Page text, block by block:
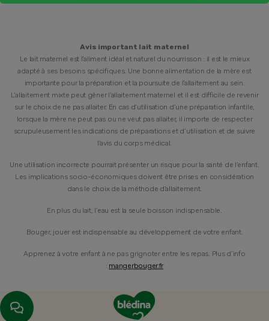
Avis important lait maternel
Le lait maternel est l’aliment idéal et naturel du nourrisson : il est le mieux
adapté à ses besoins spécifiques. Une bonne alimentation de la mère est
importante pour la préparation et la poursuite de l’allaitement au sein.
L’allaitement mixte peut gêner l’allaitement maternel et il est difficile de revenir
sur le choix de ne pas allaiter. En cas d’utilisation d’une préparation infantile,
lorsque la mère ne peut pas ou ne veut pas allaiter, il importe de respecter
scrupuleusement les indications de préparations et d’utilisation et de suivre
l’avis du corps médical.
Une utilisation incorrecte pourrait présenter un risque pour la santé de l’enfant.
Les implications socio-économiques doivent être prises en considération
dans le choix de la méthode d’allaitement.
En plus du lait, l’eau est la seule boisson indispensable.
Bouger, jouer est indispensable au développement de votre enfant.
Apprenez à votre enfant à ne pas grignoter entre les repas. Plus d’info
: mangerbouger.fr